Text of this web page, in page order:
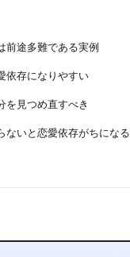
前途多難である実例
依存になりやすい
を見つめ直すべき
ないと恋愛依存がちになる